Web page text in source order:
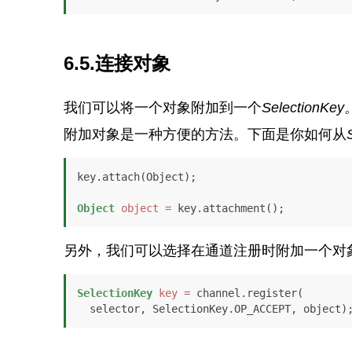
6.5.连接对象
我们可以将一个对象附加到一个SelectionKey
附加对象是一种方便的方法。下面是你如何从
key.attach(Object);
Object object = key.attachment();
另外，我们可以选择在通道注册时附加一个
SelectionKey key = channel.register(
selector, SelectionKey.OP_ACCEPT,